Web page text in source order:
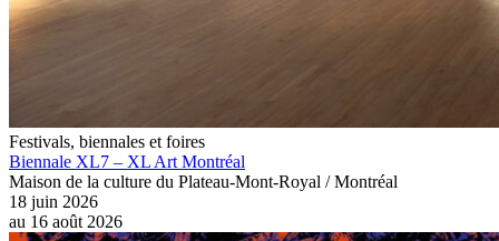
Festivals, biennales et foires
Biennale XL7 – XL Art Montréal
Maison de la culture du Plateau-Mont-Royal / Montréal
18 juin 2026
au 16 août 2026